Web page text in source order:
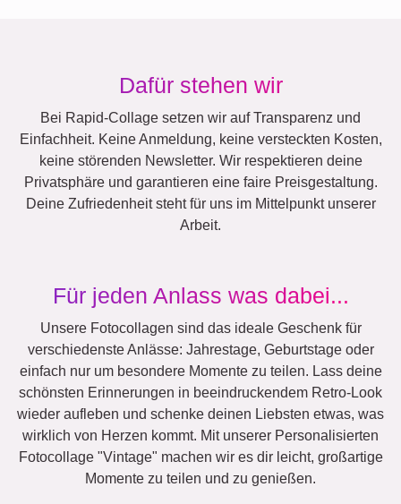
Dafür stehen wir
Bei Rapid-Collage setzen wir auf Transparenz und
Einfachheit. Keine Anmeldung, keine versteckten Kosten,
keine störenden Newsletter. Wir respektieren deine
Privatsphäre und garantieren eine faire Preisgestaltung.
Deine Zufriedenheit steht für uns im Mittelpunkt unserer
Arbeit.
Für jeden Anlass was dabei...
Unsere Fotocollagen sind das ideale Geschenk für
verschiedenste Anlässe: Jahrestage, Geburtstage oder
einfach nur um besondere Momente zu teilen. Lass deine
schönsten Erinnerungen in beeindruckendem Retro-Look
wieder aufleben und schenke deinen Liebsten etwas, was
wirklich von Herzen kommt. Mit unserer Personalisierten
Fotocollage "Vintage" machen wir es dir leicht, großartige
Momente zu teilen und zu genießen.